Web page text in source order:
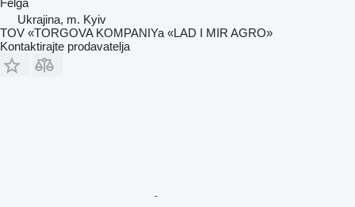
Ukrajina, m. Kyiv
TOV «TORGOVA KOMPANIYa «LAD I MIR AGRO»
Kontaktirajte prodavatelja